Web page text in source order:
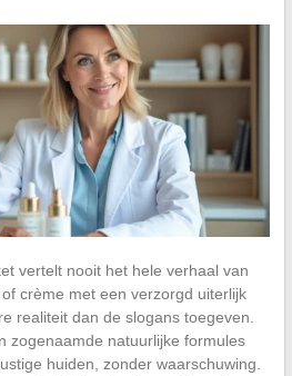
vertelt nooit het hele verhaal van
crème met een verzorgd uiterlijk
realiteit dan de slogans toegeven.
zogenaamde natuurlijke formules
huiden, zonder waarschuwing.